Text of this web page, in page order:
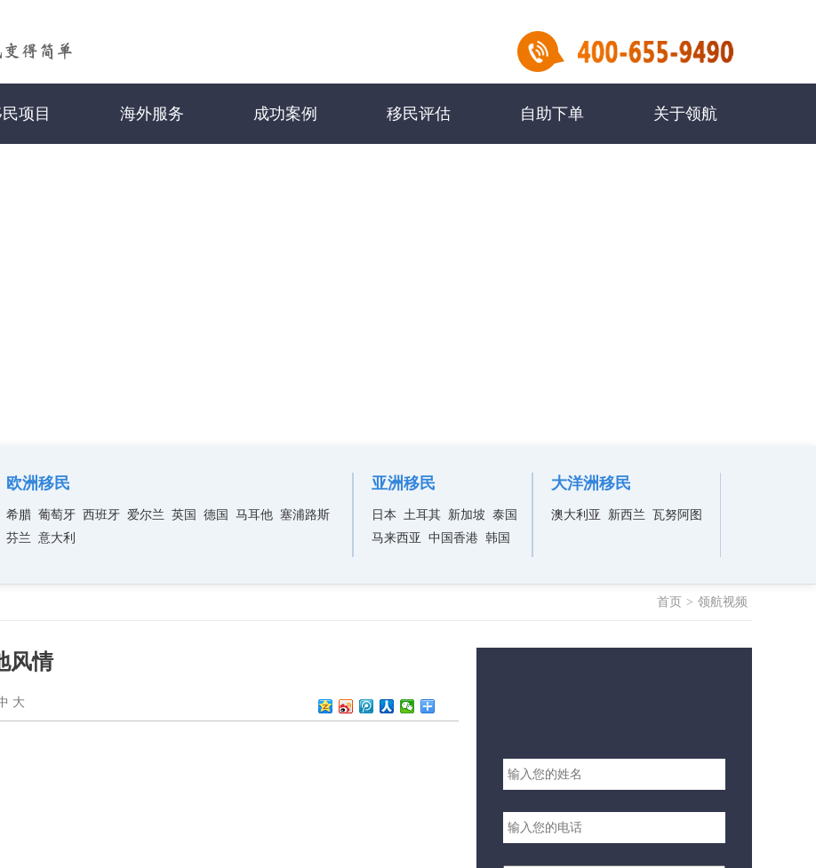
项目 海外服务 成功案例 移民评估 自助下单 关于领航
欧洲移民
希腊 葡萄牙 西班牙 爱尔兰 英国 德国 马耳他 塞浦路斯
芬兰 意大利
亚洲移民
日本 土耳其 新加坡 泰国
马来西亚
中国香港 韩国
大洋洲移民
澳大利亚 新西兰 瓦努阿图
首页 > 领航视频
风情
大